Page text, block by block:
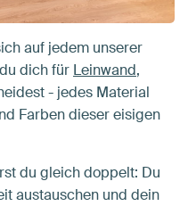
auf jedem unserer
dich für Leinwand,
- jedes Material
Farben dieser eisigen
du gleich doppelt: Du
austauschen und dein